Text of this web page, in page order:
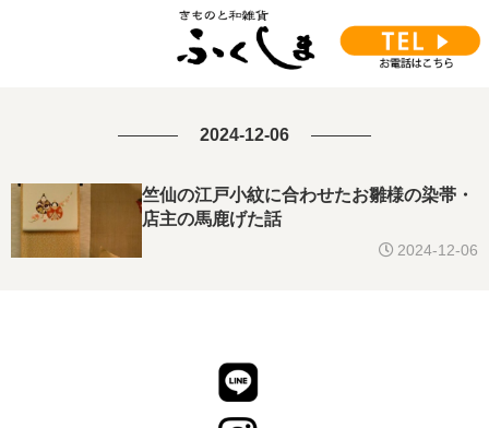
2024-12-06
竺仙の江戸小紋に合わせたお雛様の染帯・
店主の馬鹿げた話
2024-12-06